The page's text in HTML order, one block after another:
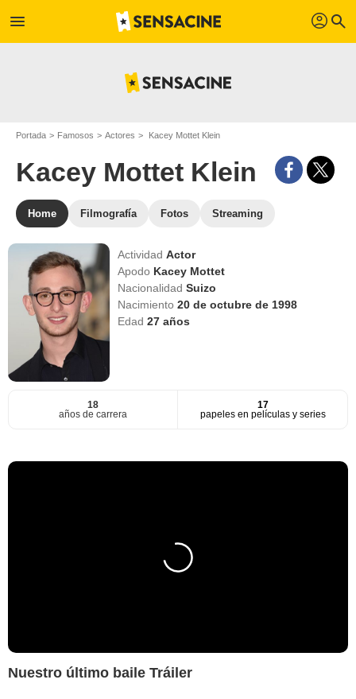
menu profil search
Portada Famosos Actores Kacey Mottet Klein
Kacey Mottet Klein
Home Filmografía Fotos Streaming
ActividadActor
Apodo Kacey Mottet
NacionalidadSuizo
Nacimiento20 de octubre de 1998
Edad27 años
18
años de carrera
17
papeles en películas y series
Nuestro último baile Tráiler